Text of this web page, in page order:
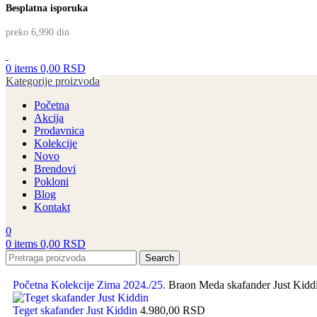
Besplatna isporuka
preko 6,990 din
0 items 0,00 RSD
Kategorije proizvoda
Početna
Akcija
Prodavnica
Kolekcije
Novo
Brendovi
Pokloni
Blog
Kontakt
0
0 items 0,00 RSD
Search
Početna Kolekcije Zima 2024./25. Braon Meda skafander Just
Teget skafander Just Kiddin 4.980,00 RSD